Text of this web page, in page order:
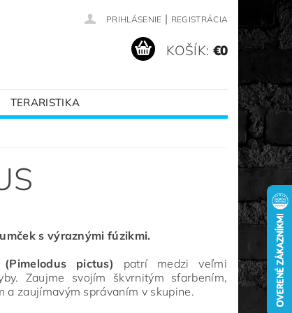
PRIHLÁSENIE | REGISTRÁCIA
KOŠÍK: €0
TERARISTIKA
s výraznými fúzikmi.
pictus)
patrí medzi veľmi
Zaujme svojím škvrnitým sfarbením,
a zaujímavým správaním v skupine.